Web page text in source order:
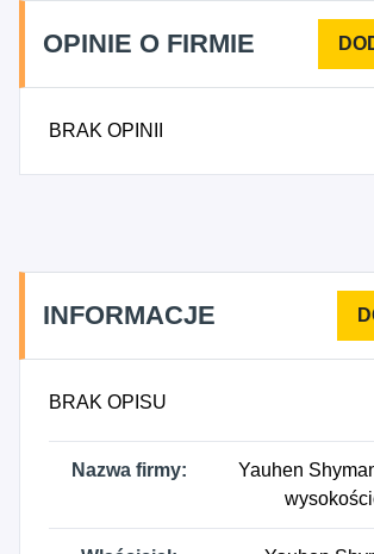
specjalistyczne roboty budowlane,
niesklasyfikowane.
OPINIE O FIRMIE
BRAK OPINII
INFORMACJE
BRAK OPISU
Nazwa firmy:
Yauhen